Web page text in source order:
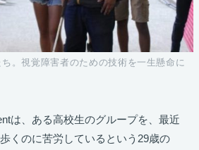
。視覚障害者のための技術を一生懸命に
は、ある高校生のグループを、最近
くのに苦労しているという29歳の